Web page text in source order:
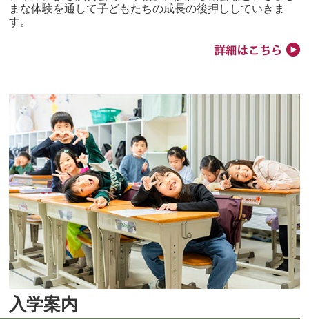
まな体験を通して子どもたちの成長の後押ししていきま
す。
入学案内